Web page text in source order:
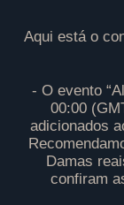
Aqui está o
- O evento
00:00
adicionados
Damas
confiram